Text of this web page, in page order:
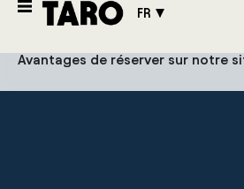
FR
Avantages de réserver sur notre
À propos